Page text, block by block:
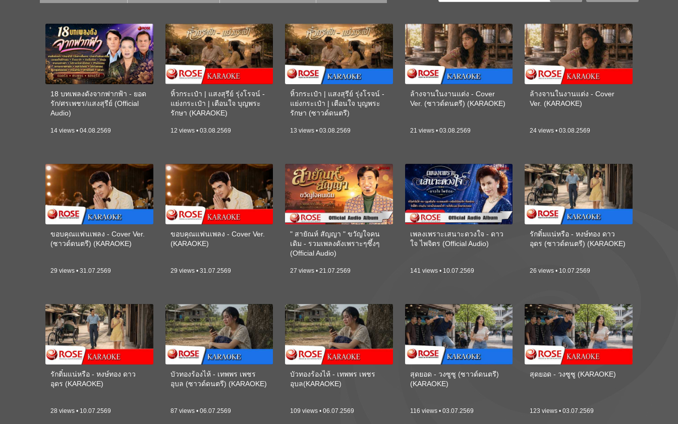
18 บทเพลงดังจากฟากฟ้า - ยอด
รัก/ศรเพชร/แสงสุรีย์ (Official
Audio)
14 views • 04.08.2569
หิ้วกระเป๋า | แสงสุรีย์ รุ่งโรจน์ -
แย่งกระเป๋า | เตือนใจ บุญพระ
รักษา (KARAOKE)
12 views • 03.08.2569
หิ้วกระเป๋า | แสงสุรีย์ รุ่งโรจน์ -
แย่งกระเป๋า | เตือนใจ บุญพระ
รักษา (ซาวด์ดนตรี)
13 views • 03.08.2569
ล้างจานในงานแต่ง - Cover
Ver. (ซาวด์ดนตรี) (KARAOKE)
21 views • 03.08.2569
ล้างจานในงานแต่ง - Cover
Ver. (KARAOKE)
24 views • 03.08.2569
ขอบคุณแฟนเพลง - Cover Ver.
(ซาวด์ดนตรี) (KARAOKE)
29 views • 31.07.2569
ขอบคุณแฟนเพลง - Cover Ver.
(KARAOKE)
29 views • 31.07.2569
" สายัณห์ สัญญา " ขวัญใจคน
เดิม - รวมเพลงดังเพราะๆซึ้งๆ
(Official Audio)
27 views • 21.07.2569
เพลงเพราะเสนาะดวงใจ - ดาว
ใจ ไพจิตร (Official Audio)
141 views • 10.07.2569
รักติ๋มแน่หรือ - หงษ์ทอง ดาว
อุดร (ซาวด์ดนตรี) (KARAOKE)
26 views • 10.07.2569
รักติ๋มแน่หรือ - หงษ์ทอง ดาว
อุดร (KARAOKE)
28 views • 10.07.2569
บัวทองร้องไห้ - เทพพร เพชร
อุบล (ซาวด์ดนตรี) (KARAOKE)
87 views • 06.07.2569
บัวทองร้องไห้ - เทพพร เพชร
อุบล(KARAOKE)
109 views • 06.07.2569
สุดยอด - วงซูซู (ซาวด์ดนตรี)
(KARAOKE)
116 views • 03.07.2569
สุดยอด - วงซูซู (KARAOKE)
123 views • 03.07.2569